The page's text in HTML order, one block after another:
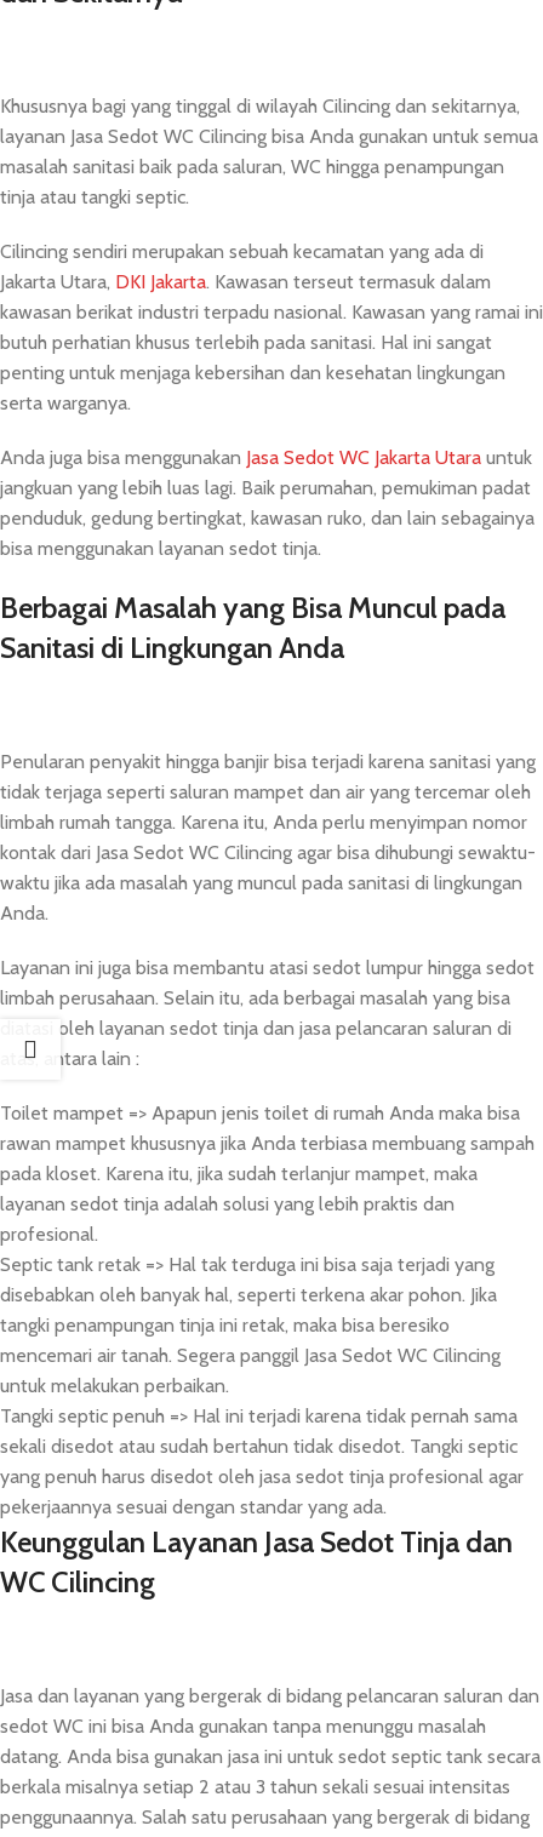
Khususnya bagi yang tinggal di wilayah Cilincing dan sekitarnya,
layanan Jasa Sedot WC Cilincing bisa Anda gunakan untuk semua
masalah sanitasi baik pada saluran, WC hingga penampungan
tinja atau tangki septic.
Cilincing sendiri merupakan sebuah kecamatan yang ada di
Jakarta Utara, DKI Jakarta. Kawasan terseut termasuk dalam
kawasan berikat industri terpadu nasional. Kawasan yang ramai ini
butuh perhatian khusus terlebih pada sanitasi. Hal ini sangat
penting untuk menjaga kebersihan dan kesehatan lingkungan
serta warganya.
Anda juga bisa menggunakan Jasa Sedot WC Jakarta Utara untuk
jangkuan yang lebih luas lagi. Baik perumahan, pemukiman padat
penduduk, gedung bertingkat, kawasan ruko, dan lain sebagainya
bisa menggunakan layanan sedot tinja.
Berbagai Masalah yang Bisa Muncul pada
Sanitasi di Lingkungan Anda
Penularan penyakit hingga banjir bisa terjadi karena sanitasi yang
tidak terjaga seperti saluran mampet dan air yang tercemar oleh
limbah rumah tangga. Karena itu, Anda perlu menyimpan nomor
kontak dari Jasa Sedot WC Cilincing agar bisa dihubungi sewaktu-
waktu jika ada masalah yang muncul pada sanitasi di lingkungan
Anda.
Layanan ini juga bisa membantu atasi sedot lumpur hingga sedot
limbah perusahaan. Selain itu, ada berbagai masalah yang bisa
diatasi oleh layanan sedot tinja dan jasa pelancaran saluran di
atas, antara lain :
Toilet mampet => Apapun jenis toilet di rumah Anda maka bisa
rawan mampet khususnya jika Anda terbiasa membuang sampah
pada kloset. Karena itu, jika sudah terlanjur mampet, maka
layanan sedot tinja adalah solusi yang lebih praktis dan
profesional.
Septic tank retak => Hal tak terduga ini bisa saja terjadi yang
disebabkan oleh banyak hal, seperti terkena akar pohon. Jika
tangki penampungan tinja ini retak, maka bisa beresiko
mencemari air tanah. Segera panggil Jasa Sedot WC Cilincing
untuk melakukan perbaikan.
Tangki septic penuh => Hal ini terjadi karena tidak pernah sama
sekali disedot atau sudah bertahun tidak disedot. Tangki septic
yang penuh harus disedot oleh jasa sedot tinja profesional agar
pekerjaannya sesuai dengan standar yang ada.
Keunggulan Layanan Jasa Sedot Tinja dan
WC Cilincing
Jasa dan layanan yang bergerak di bidang pelancaran saluran dan
sedot WC ini bisa Anda gunakan tanpa menunggu masalah
datang. Anda bisa gunakan jasa ini untuk sedot septic tank secara
berkala misalnya setiap 2 atau 3 tahun sekali sesuai intensitas
penggunaannya. Salah satu perusahaan yang bergerak di bidang